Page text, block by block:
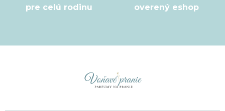
pre celú rodinu
overený eshop